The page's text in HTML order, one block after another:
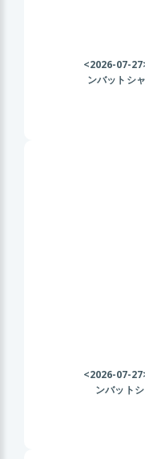
<2026-07-
ンバットシ
ピック)
ゴルフ ウェ
<2026-07-
ンバット
抜群 戦闘服